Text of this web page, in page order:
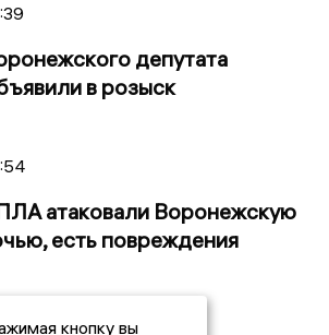
депутата
в розыск
атаковали Воронежскую
есть повреждения
кнопку вы